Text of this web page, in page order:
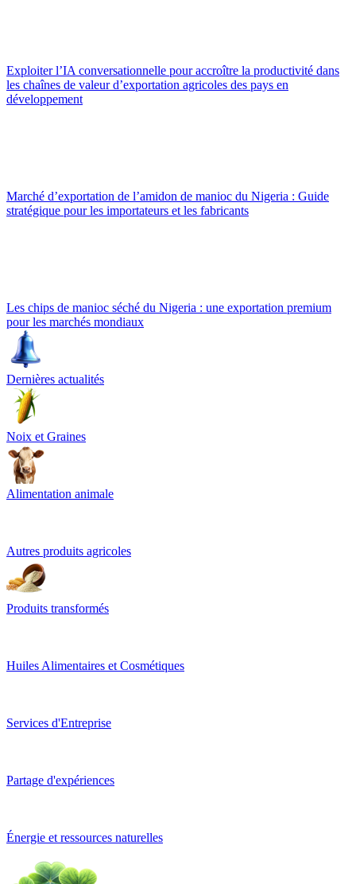
Exploiter l’IA conversationnelle pour accroître la productivité dans
les chaînes de valeur d’exportation agricoles des pays en
développement
Marché d’exportation de l’amidon de manioc du Nigeria : Guide
stratégique pour les importateurs et les fabricants
Les chips de manioc séché du Nigeria : une exportation premium
pour les marchés mondiaux
Dernières actualités
Noix et Graines
Alimentation animale
Autres produits agricoles
Produits transformés
Huiles Alimentaires et Cosmétiques
Services d'Entreprise
Partage d'expériences
Énergie et ressources naturelles